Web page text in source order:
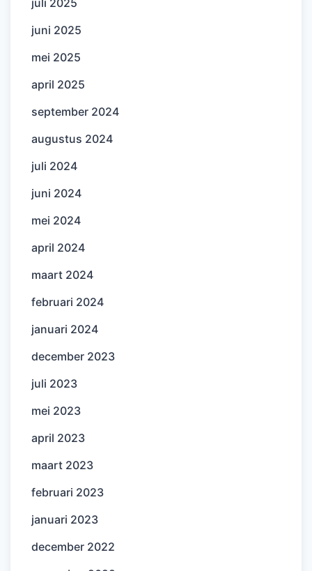
juni 2025
mei 2025
april 2025
september 2024
augustus 2024
juli 2024
juni 2024
mei 2024
april 2024
maart 2024
februari 2024
januari 2024
december 2023
juli 2023
mei 2023
april 2023
maart 2023
februari 2023
januari 2023
december 2022